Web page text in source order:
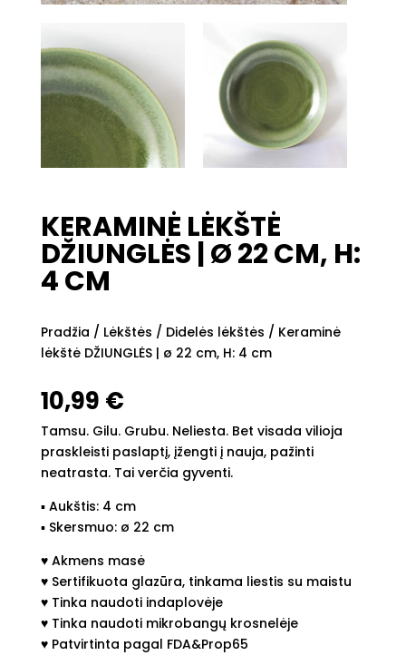
KERAMINĖ LĖKŠTĖ
DŽIUNGLĖS | Ø 22 CM, H:
4 CM
Pradžia / Lėkštės / Didelės lėkštės / Keraminė
lėkštė DŽIUNGLĖS | ø 22 cm, H: 4 cm
10,99 €
Tamsu. Gilu. Grubu. Neliesta. Bet visada vilioja
praskleisti paslaptį, įžengti į nauja, pažinti
neatrasta. Tai verčia gyventi.
▪︎ Aukštis: 4 cm
▪︎ Skersmuo: ø 22 cm
♥︎ Akmens masė
♥︎ Sertifikuota glazūra, tinkama liestis su maistu
♥︎ Tinka naudoti indaplovėje
♥︎ Tinka naudoti mikrobangų krosnelėje
♥︎ Patvirtinta pagal FDA&Prop65